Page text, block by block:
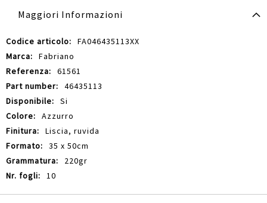
Maggiori Informazioni
Maggiori
Informazioni
FA046435113XX
Fabriano
61561
46435113
Si
Azzurro
Liscia, ruvida
35 x 50cm
220gr
10